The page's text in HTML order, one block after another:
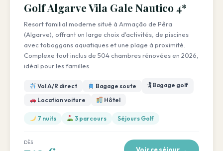
Golf Algarve Vila Gale Nautico 4*
Resort familial moderne situé à Armação de Pêra
(Algarve), offrant un large choix d'activités, de piscines
avec toboggans aquatiques et une plage à proximité.
Complexe tout inclus de 504 chambres rénovées en 2026,
idéal pour les familles.
Vol A/R direct Bagage soute
🏌️ Bagage golf
Location voiture
Hôtel
7 nuits 3 parcours Séjours Golf
DÈS